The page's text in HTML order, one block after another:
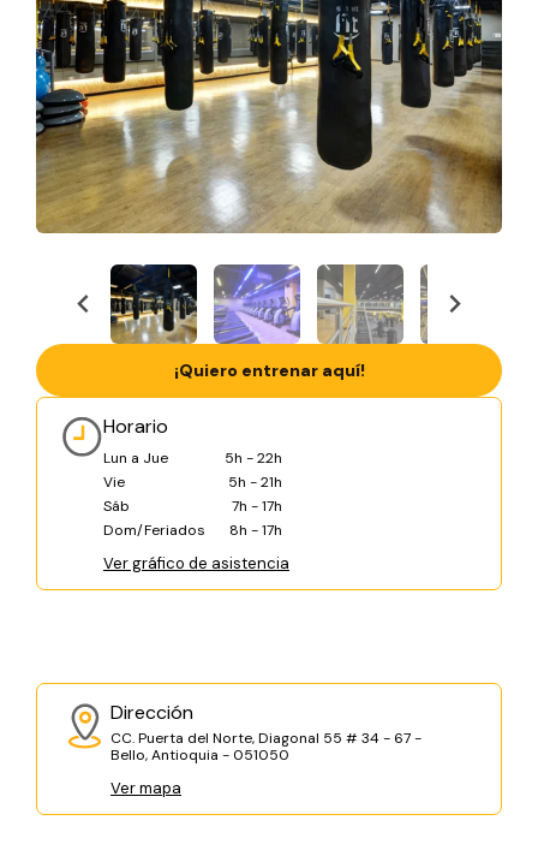
Horario
Lun a Jue
5h - 22h
Vie
5h - 21h
Sáb
7h - 17h
Dom/Feriados
8h - 17h
Ver gráfico de asistencia
Dirección
CC. Puerta del Norte, Diagonal 55 # 34 - 67 -
Bello, Antioquia - 051050
Ver mapa
¡Quiero entrenar aquí!